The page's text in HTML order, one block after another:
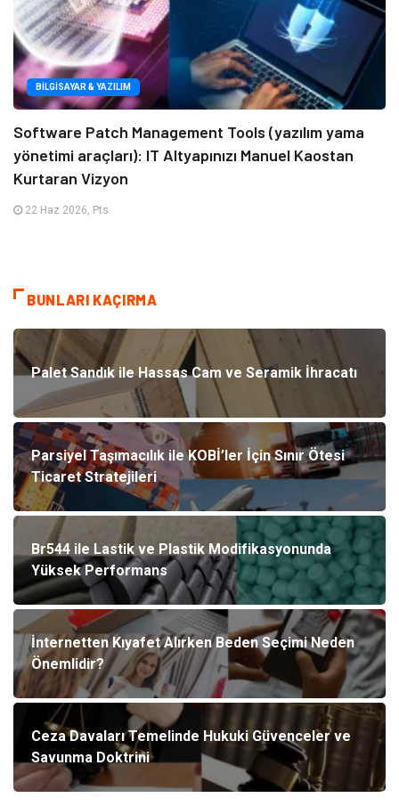
BILGISAYAR & YAZILIM
Software Patch Management Tools (yazılım yama
yönetimi araçları): IT Altyapınızı Manuel Kaostan
Kurtaran Vizyon
22 Haz 2026, Pts
BUNLARI KAÇIRMA
Palet Sandık ile Hassas Cam ve Seramik İhracatı
Parsiyel Taşımacılık ile KOBİ’ler İçin Sınır Ötesi
Ticaret Stratejileri
Br544 ile Lastik ve Plastik Modifikasyonunda
Yüksek Performans
İnternetten Kıyafet Alırken Beden Seçimi Neden
Önemlidir?
Ceza Davaları Temelinde Hukuki Güvenceler ve
Savunma Doktrini